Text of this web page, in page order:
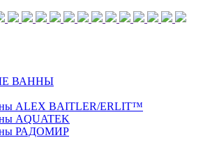
ВАННЫ
ALEX BAITLER/ERLIT™
AQUATEK
РАДОМИР